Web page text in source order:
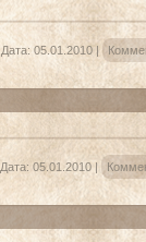
Дата: 05.01.2010 |
Дата: 05.01.2010 |